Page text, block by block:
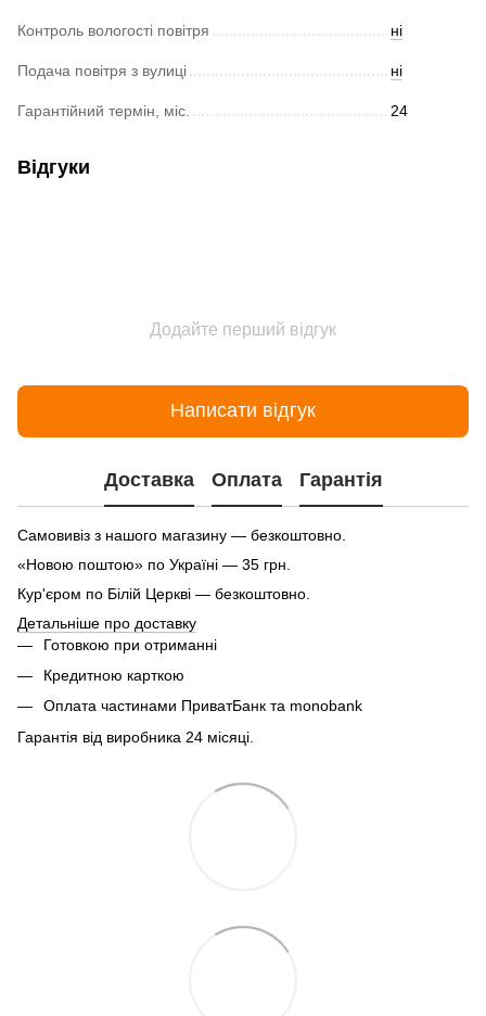
Контроль вологості повітря ні
Подача повітря з вулиці ні
Гарантійний термін, міс. 24
Відгуки
Додайте перший відгук
Написати відгук
Доставка Оплата Гарантія
Самовивіз з нашого магазину — безкоштовно.
«Новою поштою» по Україні — 35 грн.
Кур'єром по Білій Церкві — безкоштовно.
Детальніше про доставку
Готовкою при отриманні
Кредитною карткою
Оплата частинами ПриватБанк та monobank
Гарантія від виробника 24 місяці.